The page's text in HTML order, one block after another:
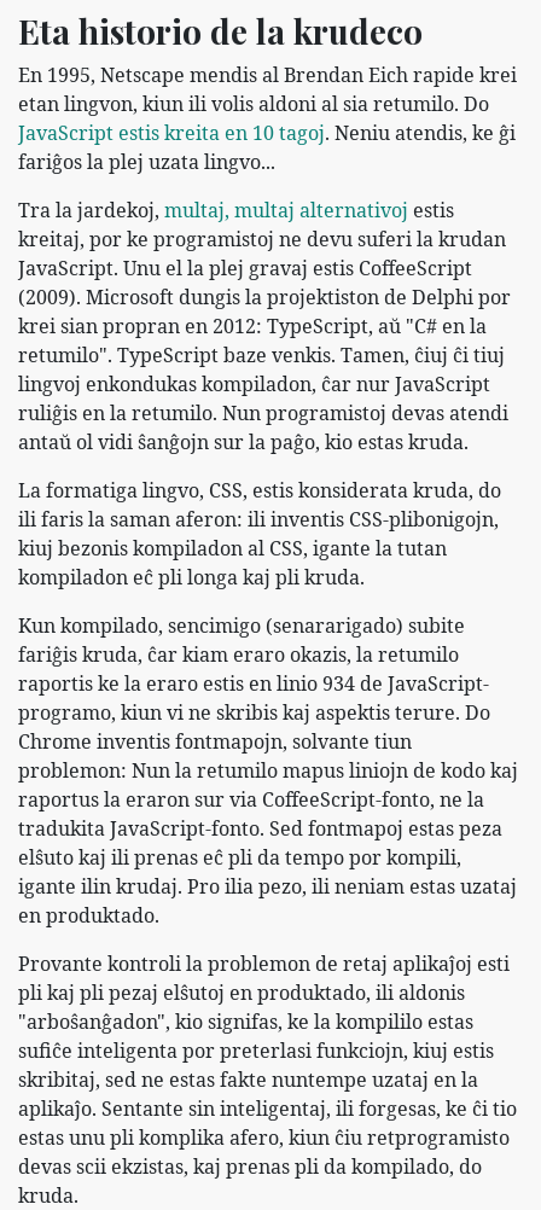
Eta historio de la krudeco
En 1995, Netscape mendis al Brendan Eich rapide krei
etan lingvon, kiun ili volis aldoni al sia retumilo. Do
JavaScript estis kreita en 10 tagoj. Neniu atendis, ke ĝi
fariĝos la plej uzata lingvo...
Tra la jardekoj, multaj, multaj alternativoj estis
kreitaj, por ke programistoj ne devu suferi la krudan
JavaScript. Unu el la plej gravaj estis CoffeeScript
(2009). Microsoft dungis la projektiston de Delphi por
krei sian propran en 2012: TypeScript, aŭ "C# en la
retumilo". TypeScript baze venkis. Tamen, ĉiuj ĉi tiuj
lingvoj enkondukas kompiladon, ĉar nur JavaScript
ruliĝis en la retumilo. Nun programistoj devas atendi
antaŭ ol vidi ŝanĝojn sur la paĝo, kio estas kruda.
La formatiga lingvo, CSS, estis konsiderata kruda, do
ili faris la saman aferon: ili inventis CSS-plibonigojn,
kiuj bezonis kompiladon al CSS, igante la tutan
kompiladon eĉ pli longa kaj pli kruda.
Kun kompilado, sencimigo (senararigado) subite
fariĝis kruda, ĉar kiam eraro okazis, la retumilo
raportis ke la eraro estis en linio 934 de JavaScript-
programo, kiun vi ne skribis kaj aspektis terure. Do
Chrome inventis fontmapojn, solvante tiun
problemon: Nun la retumilo mapus liniojn de kodo kaj
raportus la eraron sur via CoffeeScript-fonto, ne la
tradukita JavaScript-fonto. Sed fontmapoj estas peza
elŝuto kaj ili prenas eĉ pli da tempo por kompili,
igante ilin krudaj. Pro ilia pezo, ili neniam estas uzataj
en produktado.
Provante kontroli la problemon de retaj aplikaĵoj esti
pli kaj pli pezaj elŝutoj en produktado, ili aldonis
"arboŝanĝadon", kio signifas, ke la kompililo estas
sufiĉe inteligenta por preterlasi funkciojn, kiuj estis
skribitaj, sed ne estas fakte nuntempe uzataj en la
aplikaĵo. Sentante sin inteligentaj, ili forgesas, ke ĉi tio
estas unu pli komplika afero, kiun ĉiu retprogramisto
devas scii ekzistas, kaj prenas pli da kompilado, do
kruda.